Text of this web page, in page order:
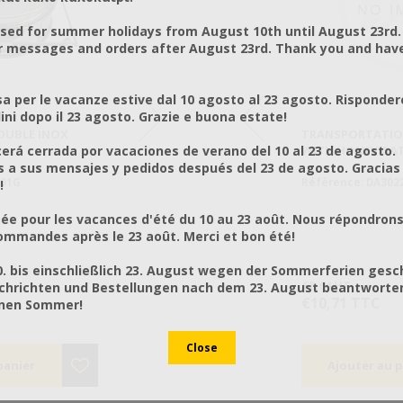
Φ23CM GREEK
€23,00 HT
Φ23CM
€10,37
28
Fût en plastique pour transporter
votre miel. Capacité 24 kg.
€4,10 HT
€5,08 TTC
WITH HONEY
€8,64 HT
for summer holidays from August 10th until August
messages and orders after August 23rd. Thank you and
per le vacanze estive dal 10 agosto al 23 agosto.
dopo il 23 agosto. Grazie e buona estate!
cerrada por vacaciones de verano del 10 al 23 de agosto.
a sus mensajes y pedidos después del 23 de agosto.
pour les vacances d'été du 10 au 23 août. Nous
après le 23 août. Merci et bon été!
bis einschließlich 23. August wegen der Sommerferien
und Bestellungen nach dem 23. August
Sommer!